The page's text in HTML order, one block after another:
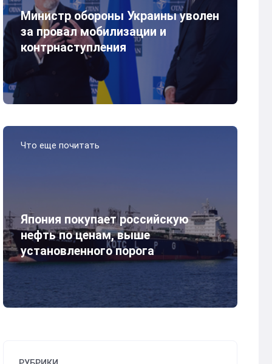
Министр обороны Украины уволен
за провал мобилизации и
контрнаступления
Что еще почитать
Япония покупает российскую
нефть по ценам, выше
установленного порога